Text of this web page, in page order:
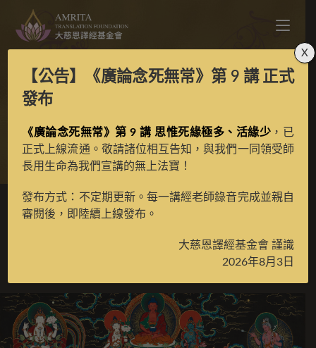
六臂怙主黑金彩唐
> 典藏館 > 典藏唐卡
六臂怙主黑金彩唐
【公告】 《廣論念死無常》第 9 講正式
發布
《廣論念死無常》第 9 講 思惟死緣極多、活緣少 ，已
正式上線流通。敬請諸位相互告知，與我們一同領受師
長用生命為我們宣講的無上法寶！
發布方式：不定期更新。每一講經老師錄音完成並親自
審閱後，即陸續上線發布。
大慈恩譯經基金會 謹識
2026年8月3日
X